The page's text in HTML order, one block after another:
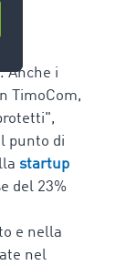
Anche i
TimoCom,
punto di
startup
del 23%
e nella
nel